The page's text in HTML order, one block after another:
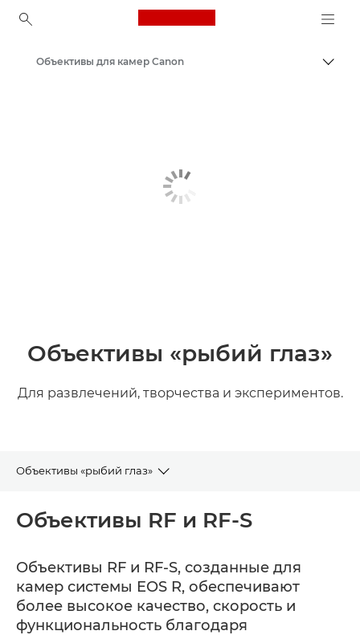
Canon Logo, back to
Объективы для камер Canon
Объективы «рыбий глаз»
Для развлечений, творчества и экспериментов.
Объективы «рыбий глаз»
RF и RF-S
Объективы RF и RF-S
Объективы RF и RF-S, созданные для
камер системы EOS R, обеспечивают
более высокое качество, скорость и
функциональность благодаря